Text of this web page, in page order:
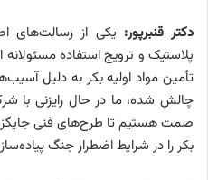
دکتر قنبرپور: یکی از رسالت‌های
پلاستیک و ترویج استفاده
تأمین مواد اولیه بکر به دلیل
چالش شده، ما در حال رایزنی با
صمت هستیم تا طرح‌های فنی
بکر را در شرایط اضطرار جنگ